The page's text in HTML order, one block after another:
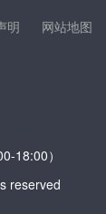
明 网站地图
18:00）
reserved